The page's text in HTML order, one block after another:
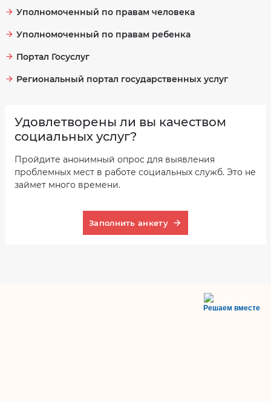
Уполномоченный по правам человека
Уполномоченный по правам ребенка
Портал Госуслуг
Региональный портал государственных услуг
Удовлетворены ли вы качеством
социальных услуг?
Пройдите анонимный опрос для выявления
проблемных мест в работе социальных служб. Это не
займет много времени.
Заполнить анкету
Решаем вместе